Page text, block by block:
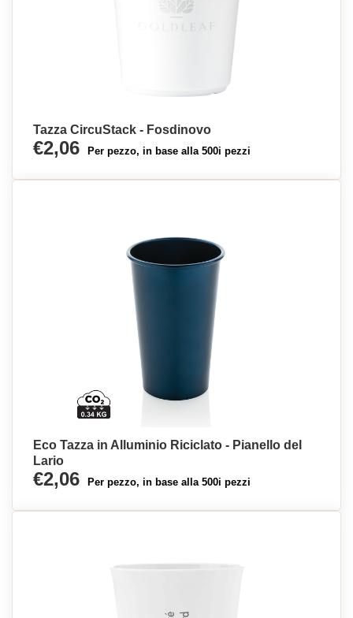
Tazza CircuStack - Fosdinovo
€2,06 Per pezzo, in base alla 500i pezzi
Eco Tazza in Alluminio Riciclato - Pianello del
Lario
€2,06 Per pezzo, in base alla 500i pezzi